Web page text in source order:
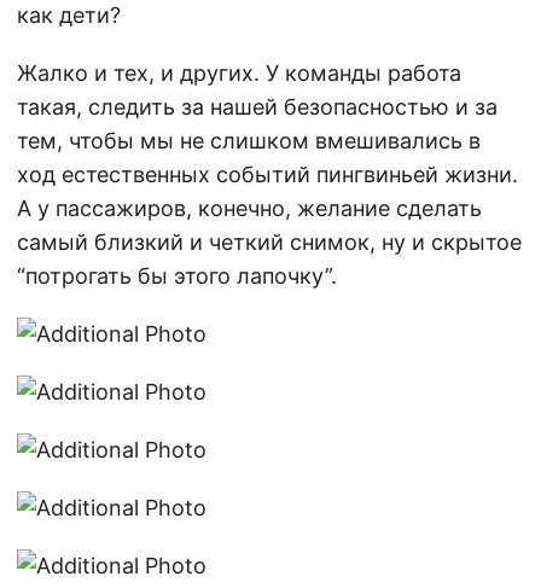
как дети?
Жалко и тех, и других. У команды работа
такая, следить за нашей безопасностью и за
тем, чтобы мы не слишком вмешивались в
ход естественных событий пингвиньей жизни.
А у пассажиров, конечно, желание сделать
самый близкий и четкий снимок, ну и скрытое
“потрогать бы этого лапочку”.